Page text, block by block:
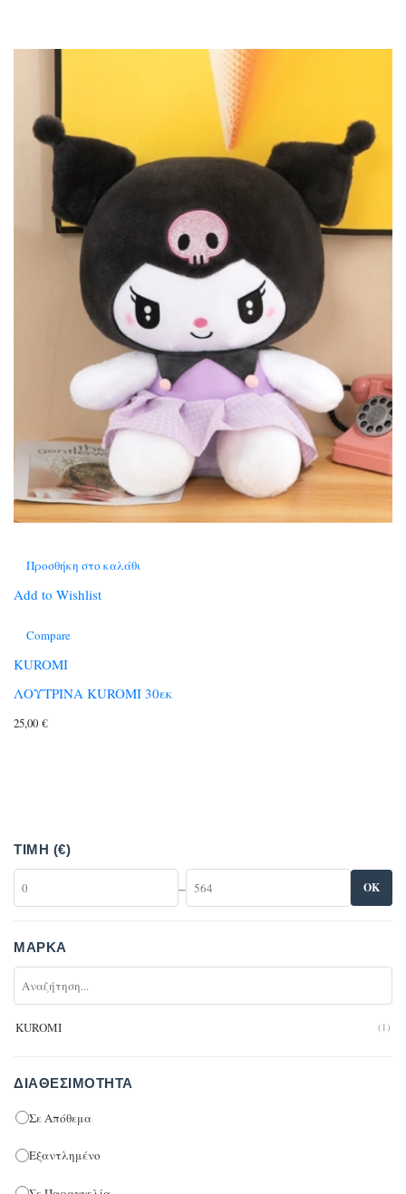
Προσθήκη στο καλάθι
Add to Wishlist
Compare
KUROMI
ΛΟΥΤΡΙΝΑ KUROMI 30εκ
25,00 €
ΤΙΜΉ (€)
– OK
ΜΆΡΚΑ
KUROMI (1)
ΔΙΑΘΕΣΙΜΌΤΗΤΑ
Σε Απόθεμα
Εξαντλημένο